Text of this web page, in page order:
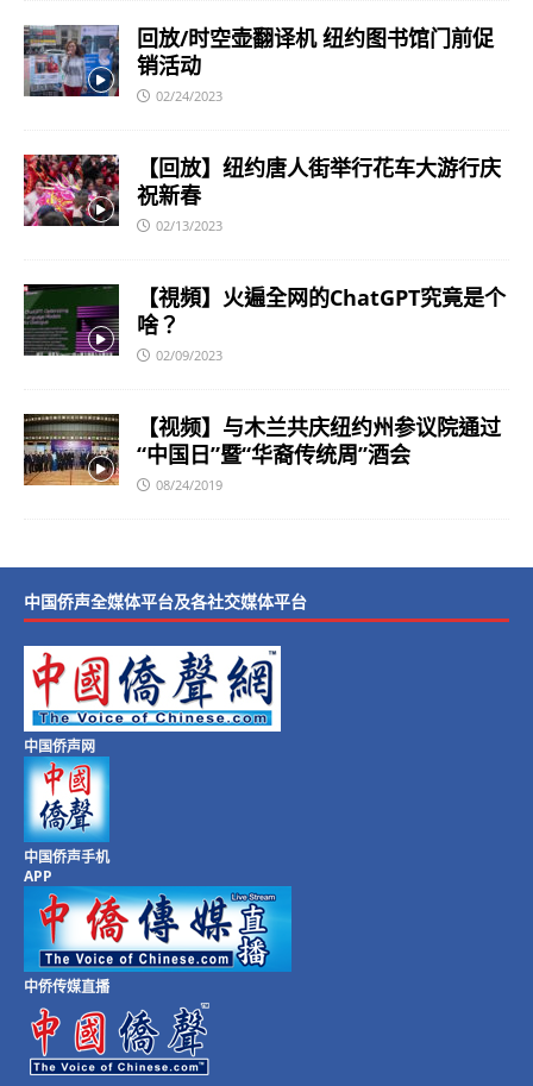
回放/时空壶翻译机 纽约图书馆门前促
销活动
02/24/2023
【回放】纽约唐人街举行花车大游行庆
祝新春
02/13/2023
【視頻】火遍全网的ChatGPT究竟是个
啥？
02/09/2023
【视频】与木兰共庆纽约州参议院通过
“中国日”暨“华裔传统周”酒会
08/24/2019
中国侨声全媒体平台及各社交媒体平台
中国侨声网
中国侨声手机
APP
中侨传媒直播